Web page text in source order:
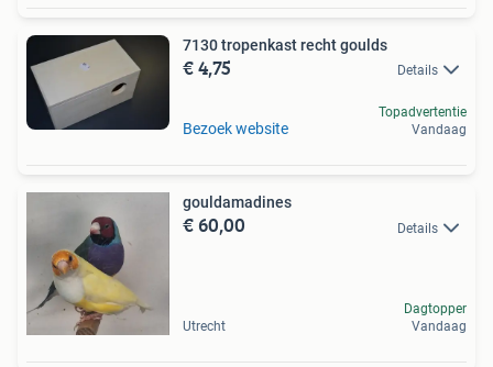
7130 tropenkast recht goulds
€ 4,75 Details
Bezoek website
Topadvertentie
Vandaag
gouldamadines
€ 60,00 Details
Utrecht
Dagtopper
Vandaag